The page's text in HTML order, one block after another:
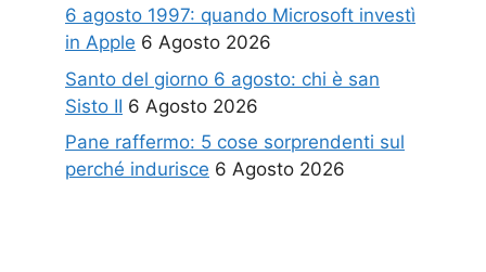
6 agosto 1997: quando Microsoft investì
in Apple 6 Agosto 2026
Santo del giorno 6 agosto: chi è san
Sisto II 6 Agosto 2026
Pane raffermo: 5 cose sorprendenti sul
perché indurisce 6 Agosto 2026